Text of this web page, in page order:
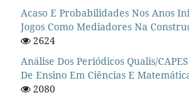
Acaso E Probabilidades Nos Anos
Jogos Como Mediadores Na
2624
Análise Dos Periódicos Qualis/
De Ensino Em Ciências E
2080